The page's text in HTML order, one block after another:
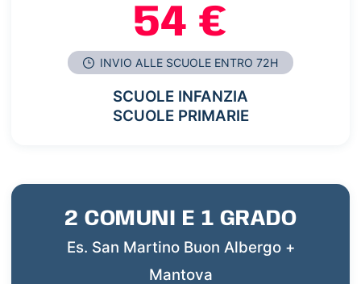
54 €
INVIO ALLE SCUOLE ENTRO 72H
SCUOLE INFANZIA
SCUOLE PRIMARIE
2 COMUNI E 1 GRADO
Es. San Martino Buon Albergo +
Mantova